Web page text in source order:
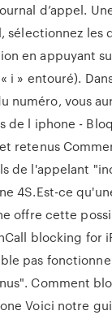
d’appel.
sélectionnez les
en appuyant
i » entouré).
numéro, vous
de l iphone -
retenus
de l'appelant
4S.Est-ce
offre cette
blocking for
pas
Comment
Voici notre